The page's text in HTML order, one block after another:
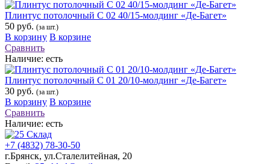
Плинтус потолочный С 02 40/15-молдинг «Де-Багет»
50 руб. (за шт.)
В корзину В корзине
Сравнить
Наличие: есть
Плинтус потолочный С 01 20/10-молдинг «Де-Багет»
30 руб. (за шт.)
В корзину В корзине
Сравнить
Наличие: есть
+7 (4832) 78-30-50
г.Брянск, ул.Сталелитейная, 20